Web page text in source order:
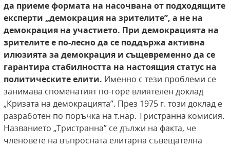
да приеме формата на насочвана от подходящите
експерти „демокрация на зрителите”, а не на
демокрация на участието. При демокрацията на
зрителитее по-лесно да се поддържа активна
илюзията за демокрация и същевременно да се
гарантира стабилността на настоящия статус на
политическите елити. Именно с тези проблеми се
занимава споменатият по-горе влиятелен доклад
„Кризата на демокрацията”. През 1975 г. този доклад е
разработен по поръчка на т.нар. Тристранна комисия.
Названието „Тристранна” се дължи на факта, че
членовете на въпросната елитарна съвещателна